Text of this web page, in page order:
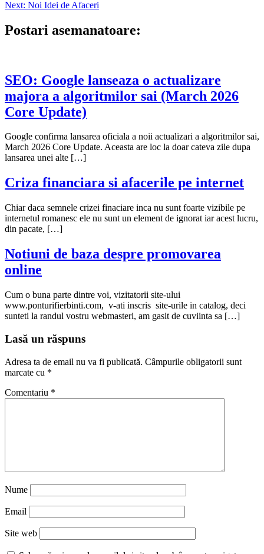
în
articole
Next: Noi Idei de Afaceri
Postari asemanatoare:
SEO: Google lanseaza o actualizare
majora a algoritmilor sai (March 2026
Core Update)
Google confirma lansarea oficiala a noii actualizari a algoritmilor sai,
March 2026 Core Update. Aceasta are loc la doar cateva zile dupa
lansarea unei alte […]
Criza financiara si afacerile pe internet
Chiar daca semnele crizei finaciare inca nu sunt foarte vizibile pe
internetul romanesc ele nu sunt un element de ignorat iar acest lucru,
din pacate, […]
Notiuni de baza despre promovarea
online
Cum o buna parte dintre voi, vizitatorii site-ului
www.ponturifierbinti.com, v-ati inscris site-urile in catalog, deci
sunteti la randul vostru webmasteri, am gasit de cuviinta sa […]
Lasă un răspuns
Adresa ta de email nu va fi publicată. Câmpurile obligatorii sunt
marcate cu *
Comentariu *
Nume
Email
Site web